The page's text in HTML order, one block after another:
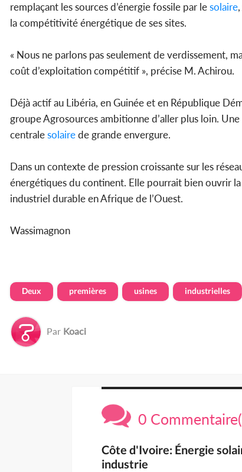
remplaçant les sources d’énergie fossile par lesolaire
la compétitivité énergétique de ses sites.
« Nous ne parlons pas seulement de verdissement,
coût d’exploitation compétitif », précise M. Achirou.
Déjà actif au Libéria, en Guinée et en République
groupe Agrosources ambitionne d’aller plus loin.
centralesolairede grande envergure.
Dans un contexte de pression croissante sur les
énergétiques du continent. Elle pourrait bien ouvrir
industriel durable en Afrique de l’Ouest.
Wassimagnon
Deux premières usines industrielles
Par Koaci
0
Côte d'Ivoire: Énergie
industrie